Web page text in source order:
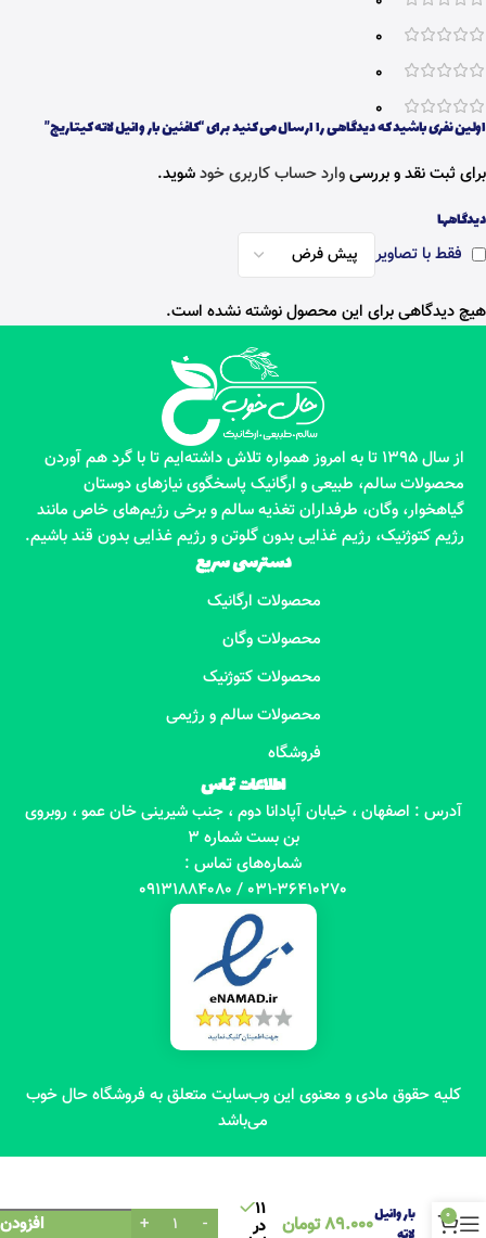
0
0
0
دیدگاهها
فقط با تصاویر
هیچ دیدگاهی برای این محصول نوشته نشده است.
اولین نفری باشید که دیدگاهی را ارسال می کنید برای “کافئین بار وانیل لاته کیتاریچ”
برای ثبت نقد و بررسیوارد حساب کاربری خودشوید.
از سال 1395 تا به امروز همواره تلاش داشته‌ایم تا با گرد هم آوردن
محصولات سالم، طبیعی و ارگانیک پاسخگوی نیازهای دوستان
گیاهخوار، وگان، طرفداران تغذیه سالم و برخی رژیم‌های خاص مانند
رژیم کتوژنیک، رژیم غذایی بدون گلوتن و رژیم غذایی بدون قند باشیم.
دسترسی سریع
محصولات ارگانیک
محصولات وگان
محصولات کتوژنیک
محصولات سالم و رژیمی
فروشگاه
اطلاعات تماس
آدرس : اصفهان ، خیابان آپادانا دوم ، جنب شیرینی خان عمو ، روبروی
بن بست شماره 3
شماره‌های تماس :
031-36410270 / 09131884080
کلیه حقوق مادی و معنوی این وب‌سایت متعلق به فروشگاه حال خوب
می‌باشد
بار وانیل89.000تومان
11
در 0